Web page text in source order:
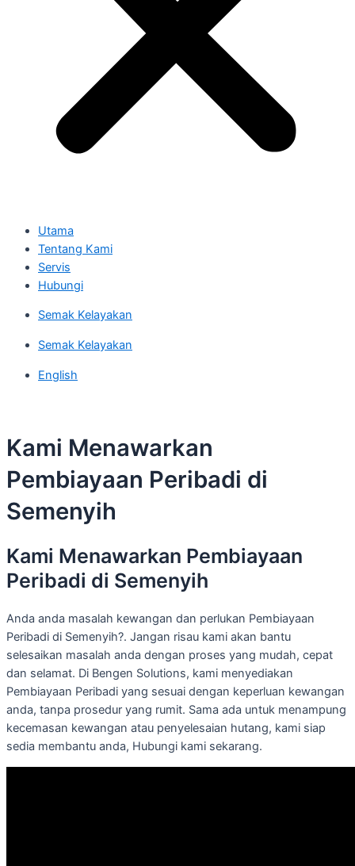
Utama
Tentang Kami
Servis
Hubungi
Semak Kelayakan
Semak Kelayakan
English
Kami Menawarkan
Pembiayaan Peribadi di
Semenyih
Kami Menawarkan Pembiayaan
Peribadi di Semenyih
Anda anda masalah kewangan dan perlukan Pembiayaan
Peribadi di Semenyih?. Jangan risau kami akan bantu
selesaikan masalah anda dengan proses yang mudah, cepat
dan selamat. Di Bengen Solutions, kami menyediakan
Pembiayaan Peribadi yang sesuai dengan keperluan kewangan
anda, tanpa prosedur yang rumit. Sama ada untuk menampung
kecemasan kewangan atau penyelesaian hutang, kami siap
sedia membantu anda, Hubungi kami sekarang.